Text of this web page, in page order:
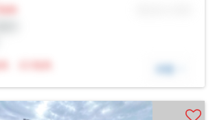
N/A 详细